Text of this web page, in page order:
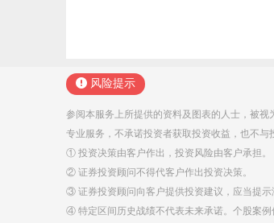
风险提示
参阅本服务上所提供的资料及图表的人士，被
专业服务，不承诺投资者获取投资收益，也不
① 投资决策由客户作出，投资风险由客户承担。
② 证券投资顾问不得代客户作出投资决策。
③ 证券投资顾问向客户提供投资建议，应当提示
④ 特定区间历史战绩不代表未来承诺。个股案例